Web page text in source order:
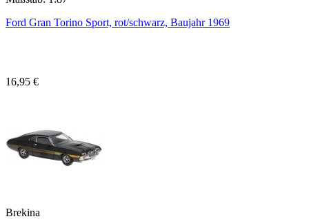
Ford Gran Torino Sport, rot/schwarz, Baujahr 1969
16,95 €
Brekina